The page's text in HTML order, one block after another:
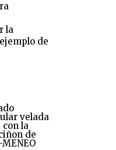
la
de
velada
con la
de